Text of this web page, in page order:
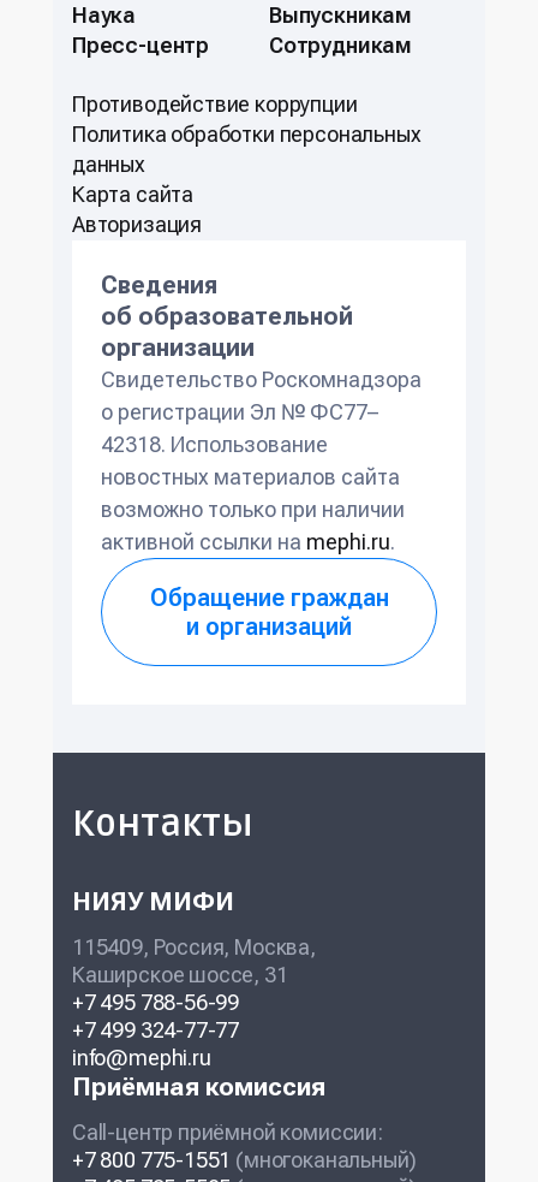
Наука
Пресс-центр
Выпускникам
Сотрудникам
Противодействие коррупции
Политикa обработки персональных
данных
Карта сайта
Авторизация
Сведения
об образовательной
организации
Свидетельство Роскомнадзора
о регистрации Эл № ФС77–
42318. Использование
новостных материалов сайта
возможно только при наличии
активной ссылки на mephi.ru.
Обращение граждан
и организаций
Контакты
НИЯУ МИФИ
115409, Россия, Москва,
Каширское шоссе, 31
+7 495 788-56-99
+7 499 324-77-77
info@mephi.ru
Приёмная комиссия
Call-центр приёмной комиссии:
+7 800 775-1551 (многоканальный)